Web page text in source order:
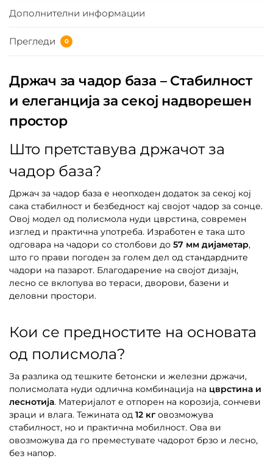
Дополнителни информации
Прегледи 0
Држач за чадор база – Стабилност
и елеганција за секој надворешен
простор
Што претставува држачот за
чадор база?
Држач за чадор база е неопходен додаток за секој кој
сака стабилност и безбедност кај својот чадор за сонце.
Овој модел од полисмола нуди цврстина, современ
изглед и практична употреба. Изработен е така што
одговара на чадори со столбови до 57 мм дијаметар,
што го прави погоден за голем дел од стандардните
чадори на пазарот. Благодарение на својот дизајн,
лесно се вклопува во тераси, дворови, базени и
деловни простори.
Кои се предностите на основата
од полисмола?
За разлика од тешките бетонски и железни држачи,
полисмолата нуди одлична комбинација на цврстина и
леснотија. Материјалот е отпорен на корозија, сончеви
зраци и влага. Тежината од 12 кг овозможува
стабилност, но и практична мобилност. Ова ви
овозможува да го преместувате чадорот брзо и лесно,
без напор.